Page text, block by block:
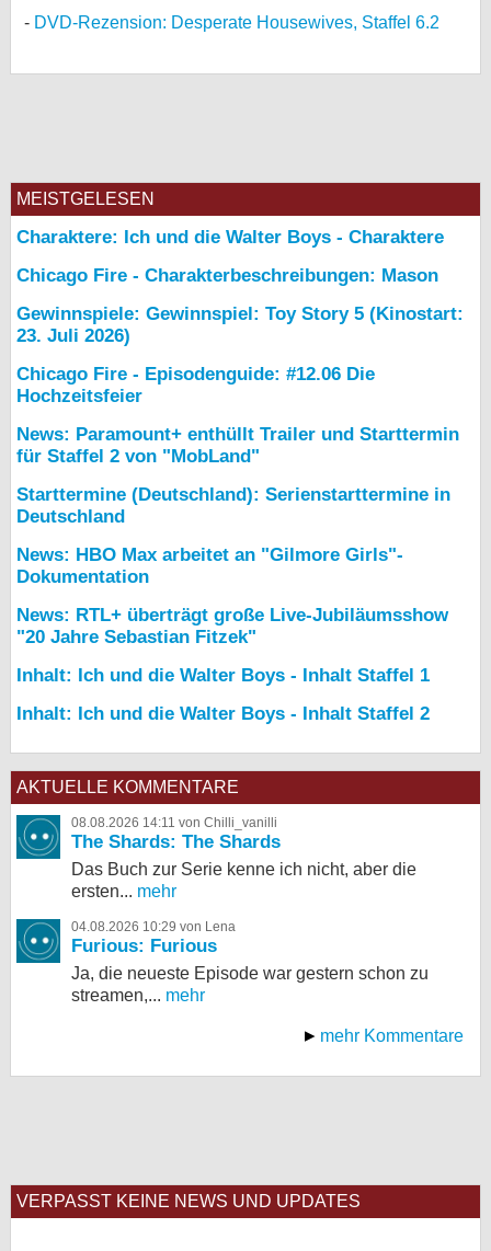
DVD-Rezension: Desperate Housewives, Staffel 6.2
MEISTGELESEN
Charaktere: Ich und die Walter Boys - Charaktere
Chicago Fire - Charakterbeschreibungen: Mason
Gewinnspiele: Gewinnspiel: Toy Story 5 (Kinostart:
23. Juli 2026)
Chicago Fire - Episodenguide: #12.06 Die
Hochzeitsfeier
News: Paramount+ enthüllt Trailer und Starttermin
für Staffel 2 von "MobLand"
Starttermine (Deutschland): Serienstarttermine in
Deutschland
News: HBO Max arbeitet an "Gilmore Girls"-
Dokumentation
News: RTL+ überträgt große Live-Jubiläumsshow
"20 Jahre Sebastian Fitzek"
Inhalt: Ich und die Walter Boys - Inhalt Staffel 1
Inhalt: Ich und die Walter Boys - Inhalt Staffel 2
AKTUELLE KOMMENTARE
08.08.2026 14:11 von Chilli_vanilli
The Shards: The Shards
Das Buch zur Serie kenne ich nicht, aber die
ersten... mehr
04.08.2026 10:29 von Lena
Furious: Furious
Ja, die neueste Episode war gestern schon zu
streamen,... mehr
mehr Kommentare
VERPASST KEINE NEWS UND UPDATES